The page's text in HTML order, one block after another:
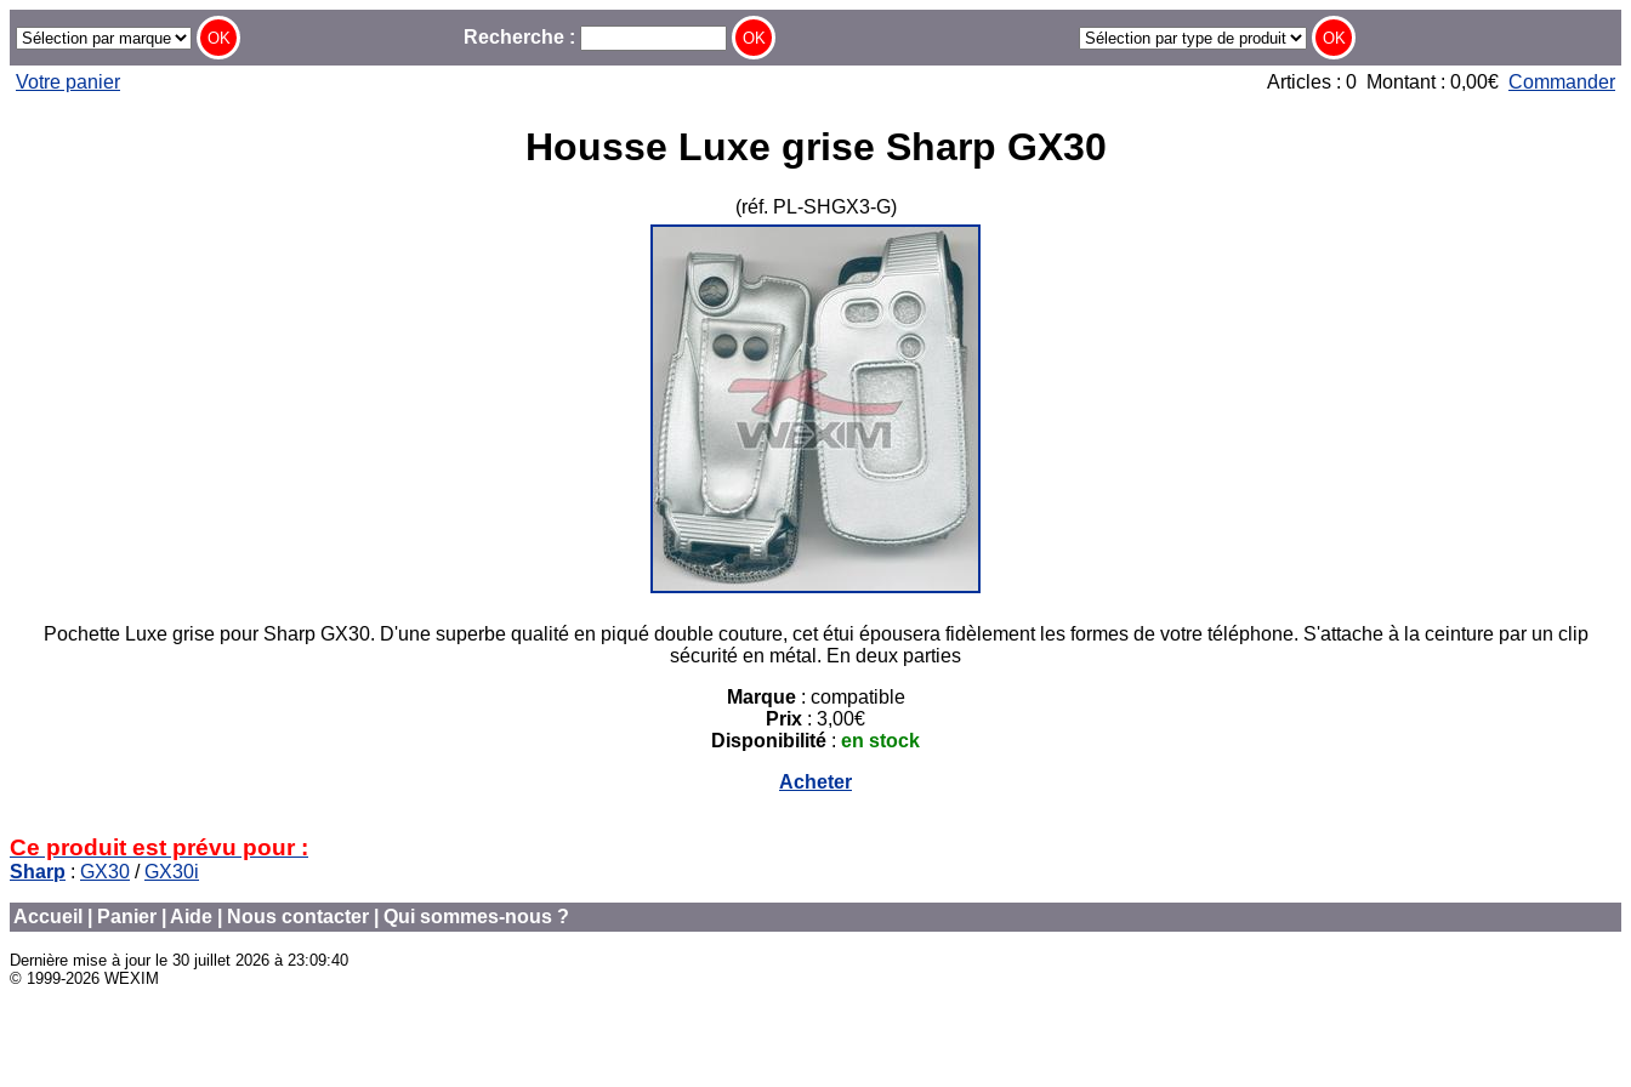
Recherche :
Votre panier Articles : 0 Montant : 0,00€ Commander
Housse Luxe grise Sharp GX30
(réf. PL-SHGX3-G)
Pochette Luxe grise pour Sharp GX30. D'une superbe qualité en piqué double couture, cet étui épousera fidèlement les formes de votre téléphone. S'attache à la ceinture par un clip
sécurité en métal. En deux parties
Marque: compatible
Prix : 3,00€
Disponibilité : en stock
Acheter
Ce produit est prévu pour :
Sharp : GX30 /GX30i
Accueil Panier Aide Nous contacter Qui sommes-nous ?
Dernière mise à jour le 30 juillet 2026 à 23:09:40
© 1999-2026 WEXIM